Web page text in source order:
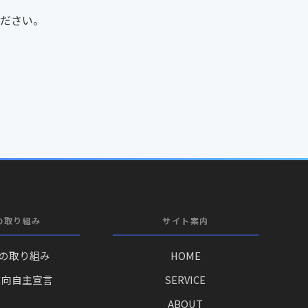
さい。
取り組み
取り組み
自主宣言
サイト案内
HOME
SERVICE
ABOUT